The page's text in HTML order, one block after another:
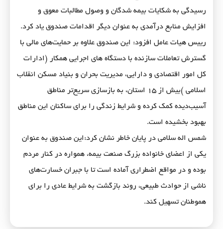
رسیدگی به شکایات بیمه شدگان و وصول مطالبات معوق و
افزایش منابع درآمدی به عنوان دیگر اقدامات صندوق یاد کرد.
رییس هیات عامل افزود: این صندوق علاوه بر حمایت‌های مالی با
گسترش تعاملات سازنده با دستگاه های اجرایی همکار (ادارات
کل امور اقتصادی و دارایی، مدیریت بحران و بنیاد مسکن انقلاب
اسلامی )بیش از ۱۵ استان، به بازسازی سریع‌تر مناطق
آسیب‌دیده کمک کرده و شرایط زندگی را برای ساکنان این مناطق
بهبود بخشیده است.
شمس اله سلامی در پایان خاطر نشان کرد:این صندوق به عنوان
یکی از اعضای خانواده بزرگ صنعت بیمه، همواره در کنار مردم
بوده و در مواقع اضطراری آماده است تا با جبران خسارت‌های
ناشی از حوادث طبیعی، روند بازگشت به شرایط عادی را برای
هموطنان تسهیل کند.